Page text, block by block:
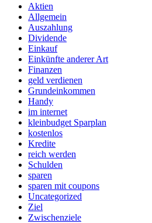
Aktien
Allgemein
Auszahlung
Dividende
Einkauf
Einkünfte anderer Art
Finanzen
geld verdienen
Grundeinkommen
Handy
im internet
kleinbudget Sparplan
kostenlos
Kredite
reich werden
Schulden
sparen
sparen mit coupons
Uncategorized
Ziel
Zwischenziele